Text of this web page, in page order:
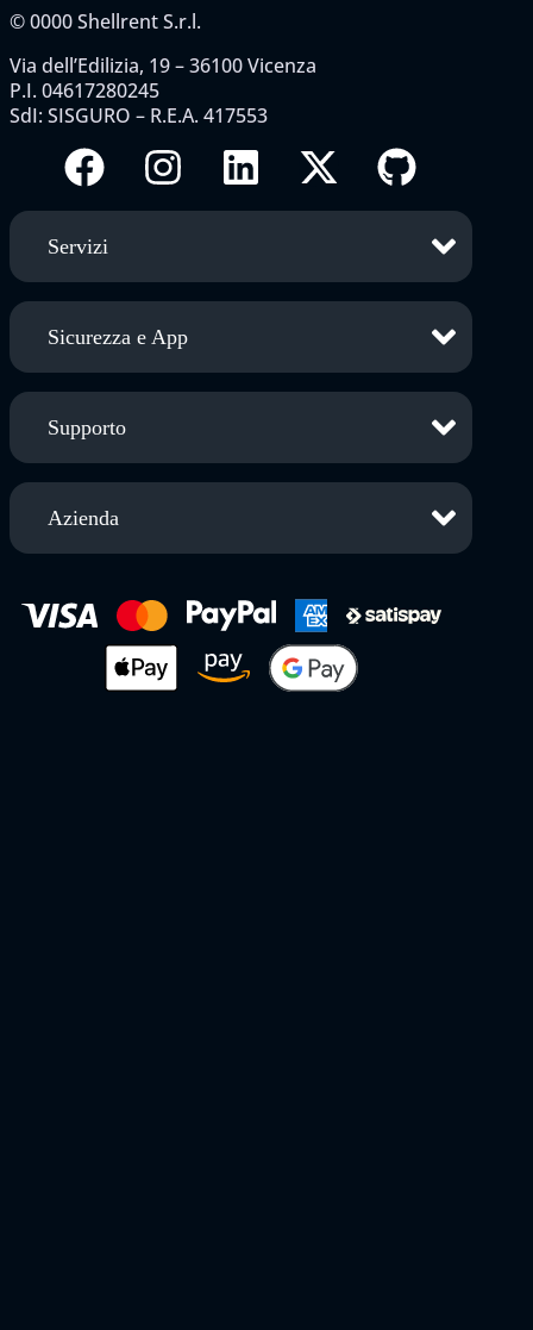
©0000Shellrent S.r.l.
Via dell’Edilizia, 19 – 36100 Vicenza
P.I. 04617280245
SdI: SISGURO – R.E.A. 417553
Servizi
Sicurezza e App
Supporto
Azienda